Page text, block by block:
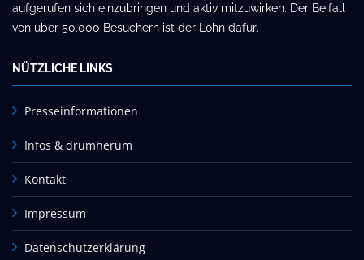
aufgerufen sich einzubringen und aktiv mitzuwirken. Der Beifall
von über 50.000 Besuchern ist der Lohn dafür.
NÜTZLICHE LINKS
Presseinformationen
Infos & drumherum
Kontakt
Impressum
Datenschutzerklärung